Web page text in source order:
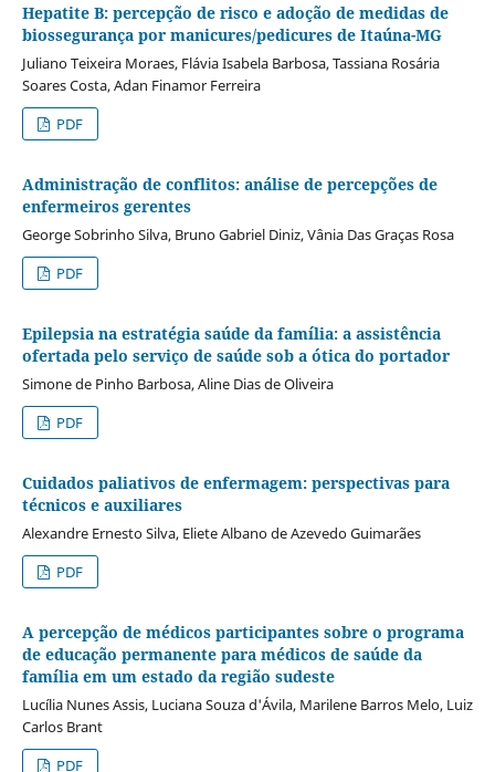
Hepatite B: percepção de risco e adoção de medidas de
biossegurança por manicures/pedicures de Itaúna-MG
Juliano Teixeira Moraes, Flávia Isabela Barbosa, Tassiana Rosária
Soares Costa, Adan Finamor Ferreira
PDF
Administração de conflitos: análise de percepções de
enfermeiros gerentes
George Sobrinho Silva, Bruno Gabriel Diniz, Vânia Das Graças Rosa
PDF
Epilepsia na estratégia saúde da família: a assistência
ofertada pelo serviço de saúde sob a ótica do portador
Simone de Pinho Barbosa, Aline Dias de Oliveira
PDF
Cuidados paliativos de enfermagem: perspectivas para
técnicos e auxiliares
Alexandre Ernesto Silva, Eliete Albano de Azevedo Guimarães
PDF
A percepção de médicos participantes sobre o programa
de educação permanente para médicos de saúde da
família em um estado da região sudeste
Lucília Nunes Assis, Luciana Souza d'Ávila, Marilene Barros Melo, Luiz
Carlos Brant
PDF